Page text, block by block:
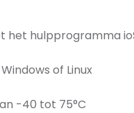
het hulpprogramma
of Linux
-40 tot 75°C